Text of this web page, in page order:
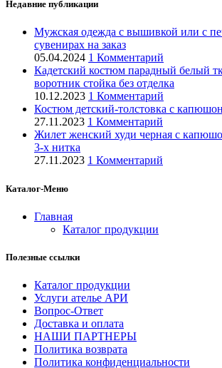
Недавние публикации
Мужская одежда с вышивкой или с
сувенирах на заказ
05.04.2024 1 Комментарий
Кадетский костюм парадный белый
воротник стойка без отделка
10.12.2023 1 Комментарий
Костюм детский-толстовка с
27.11.2023 1 Комментарий
Жилет женский худи черная с
3-х нитка
27.11.2023 1 Комментарий
Каталог-Меню
Главная
Каталог продукции
Полезные ссылки
Каталог продукции
Услуги ателье АРИ
Вопрос-Ответ
Доставка и оплата
НАШИ ПАРТНЕРЫ
Политика возврата
Политика конфиденциальности